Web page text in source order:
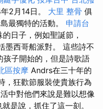
2月14日。 大里 整骨 俱
最獨特的活動。 申請台
日子，例如聖誕節，
西哥船派對。 這些詩不
子開始的，但是詩歌語
區按摩 Andrs在三十年的
，狂歡節服裝使貴族行為
中對他們來說是難以想像
是說，抓住了這一刻。